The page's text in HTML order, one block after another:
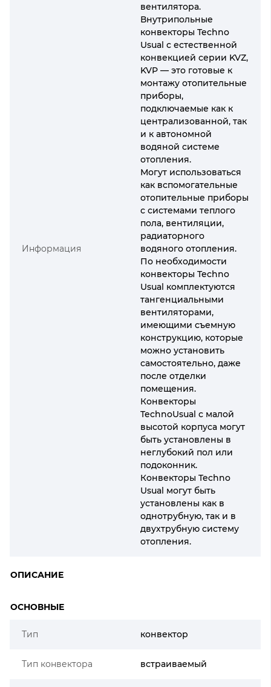
Информация
вентилятора.
Внутрипольные
конвекторы Techno
Usual с естественной
конвекцией серии KVZ,
KVP — это готовые к
монтажу отопительные
приборы,
подключаемые как к
централизованной, так
и к автономной
водяной системе
отопления.
Могут использоваться
как вспомогательные
отопительные приборы
с системами теплого
пола, вентиляции,
радиаторного
водяного отопления.
По необходимости
конвекторы Techno
Usual комплектуются
тангенциальными
вентиляторами,
имеющими съемную
конструкцию, которые
можно установить
самостоятельно, даже
после отделки
помещения.
Конвекторы
TechnoUsual с малой
высотой корпуса могут
быть установлены в
неглубокий пол или
подоконник.
Конвекторы Techno
Usual могут быть
установлены как в
однотрубную, так и в
двухтрубную систему
отопления.
ОПИСАНИЕ
ОСНОВНЫЕ
Тип конвектор
Тип конвектора встраиваемый